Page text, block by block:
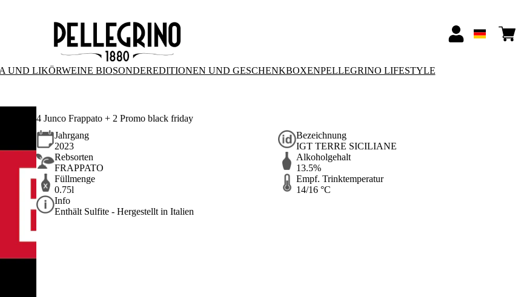
UND LIKÖRWEINE BIOSONDEREDITIONEN UND GESCHENKBOXENPELLEGRINO LIFESTYLE
4 Junco Frappato + 2 Promo black friday
Jahrgang
2023
Bezeichnung
IGT TERRE SICILIANE
Rebsorten
FRAPPATO
Alkoholgehalt
13.5%
Füllmenge
0.75l
Empf. Trinktemperatur
14/16 °C
Info
Enthält Sulfite - Hergestellt in Italien